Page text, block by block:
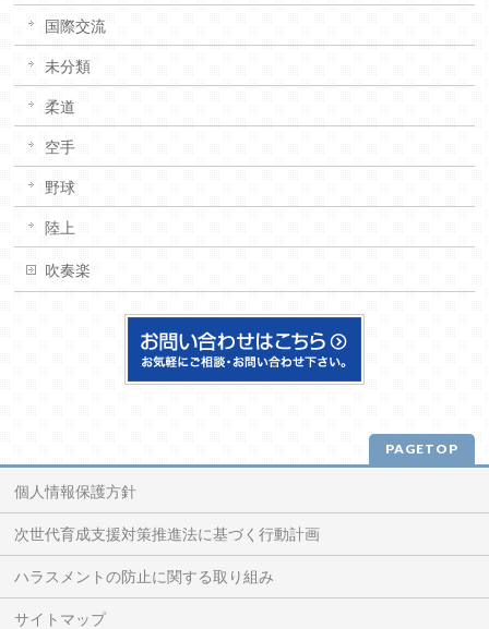
国際交流
未分類
柔道
空手
野球
陸上
吹奏楽
PAGETOP
個人情報保護方針
次世代育成支援対策推進法に基づく行動計画
ハラスメントの防止に関する取り組み
サイトマップ